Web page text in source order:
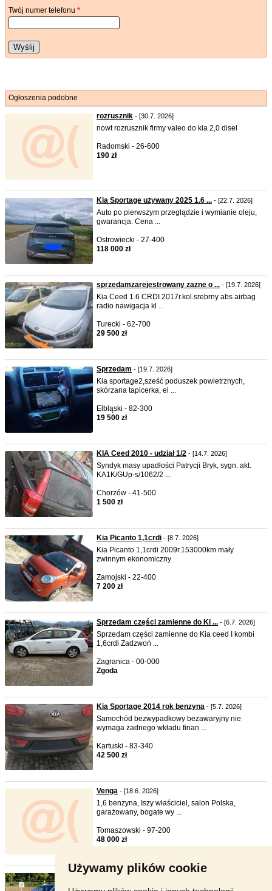
Używamy plików cookie
Twój numer telefonu *
Wyślij
Ogłoszenia podobne
rozrusznik - [30.7. 2026]
nowt rozrusznik firmy valeo do kia 2,0 disel
Radomski - 26-600
190 zł
Kia Sportage używany 2025 1.6 ... - [22.7. 2026]
Auto po pierwszym przeglądzie i wymianie oleju,
gwarancja. Cena ...
Ostrowiecki - 27-400
118 000 zł
sprzedamzarejestrowany zazne o ... - [19.7. 2026]
Kia Ceed 1.6 CRDI 2017r.kol.srebrny abs airbag
radio nawigacja kl ...
Turecki - 62-700
29 500 zł
Sprzedam - [19.7. 2026]
Kia sportage2,sześć poduszek powietrznych,
skórzana tapicerka, el ...
Elbląski - 82-300
19 500 zł
KIA Ceed 2010 - udział 1/2 - [14.7. 2026]
Syndyk masy upadłości Patrycji Bryk, sygn. akt.
KA1K/GUp-s/1062/2 ...
Chorzów - 41-500
1 500 zł
Kia Picanto 1,1crdi - [8.7. 2026]
Kia Picanto 1,1crdi 2009r.153000km mały
zwinnym ekonomiczny
Zamojski - 22-400
7 200 zł
Sprzedam części zamienne do Ki ... - [6.7. 2026]
Sprzedam części zamienne do Kia ceed I kombi
1,6crdi Zadzwoń ...
Zagranica - 00-000
Zgoda
Kia Sportage 2014 rok benzyna - [5.7. 2026]
Samochód bezwypadkowy bezawaryjny nie
wymaga żadnego wkładu finan ...
Kartuski - 83-340
42 500 zł
Venga - [18.6. 2026]
1,6 benzyna, Iszy właściciel, salon Polska,
garażowany, bogate wy ...
Tomaszowski - 97-200
48 000 zł
Sprzedam kia ceed 1.6 CRDi mHE ...
Auto z polskiego salonu,jestem drugim